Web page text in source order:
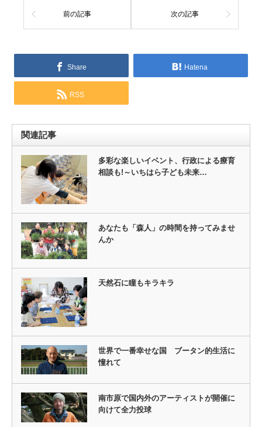
前の記事 次の記事
Share Hatena
RSS
関連記事
多彩な楽しいイベント、行政による療育
相談も!～いちはら子ども未来…
あなたも「森人」の時間を持ってみませ
んか
天然石に瞳もキラキラ
世界で一番幸せな国 ブータン的生活に
憧れて
南市原で国内外のアーティストが開催に
向けて全力投球